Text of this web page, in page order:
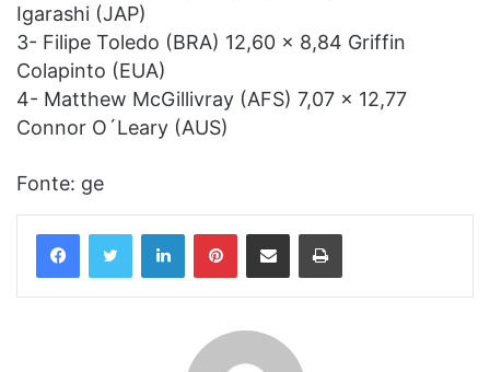
Igarashi (JAP)
3- Filipe Toledo (BRA) 12,60 x 8,84 Griffin
Colapinto (EUA)
4- Matthew McGillivray (AFS) 7,07 x 12,77
Connor O´Leary (AUS)
Fonte: ge
LinkedinPinterestCompartilhar via e-mail Imprimir